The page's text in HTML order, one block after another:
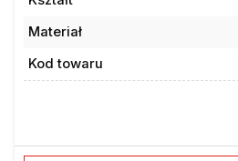
Materiał
Kod towaru